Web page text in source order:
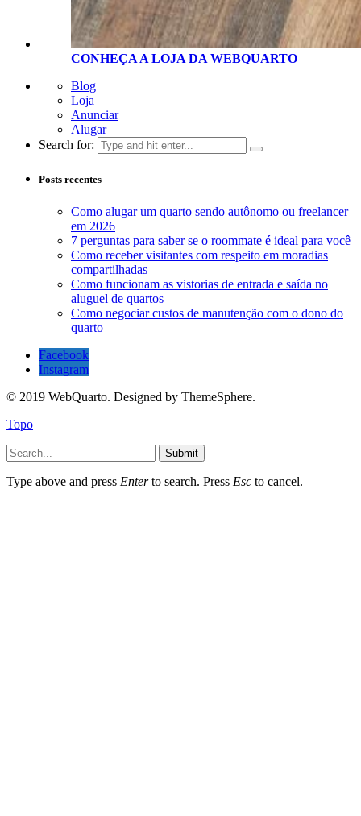
CONHEÇA A LOJA DA WEBQUARTO
Blog
Loja
Anunciar
Alugar
Search for:
Posts recentes
Como alugar um quarto sendo autônomo ou freelancer
em 2026
7 perguntas para saber se o roommate é ideal para você
Como receber visitantes com respeito em moradias
compartilhadas
Como funcionam as vistorias de entrada e saída no
aluguel de quartos
Como negociar custos de manutenção com o dono do
quarto
Facebook
Instagram
© 2019 WebQuarto. Designed by ThemeSphere.
Topo
Submit
Type above and press Enterto search. Press Esc to cancel.